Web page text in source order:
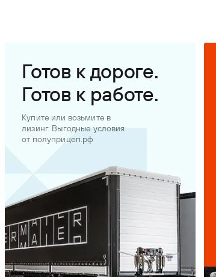
Готов к дороге.
Готов к работе.
Купите или возьмите в
лизинг. Выгодные условия
от полуприцеп.рф